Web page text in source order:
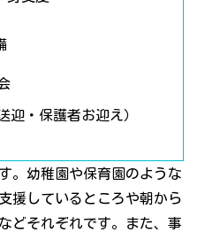
迎・保護者お迎え）
。幼稚園や保育園のような
援しているところや朝から
どそれぞれです。また、事